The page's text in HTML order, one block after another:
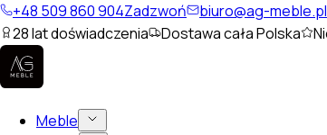
+48 509 860 904Zadzwoń
biuro@ag-meble.pl
28lat doświadczenia Dostawa cała Polska
Meble